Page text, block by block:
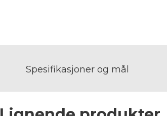
Spesifikasjoner og mål